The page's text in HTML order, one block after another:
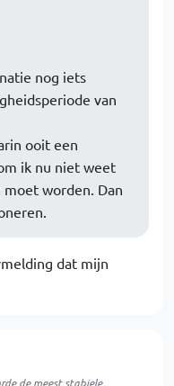
nog iets
van
ooit een
ik nu niet weet
worden. Dan
dat mijn
de meest stabiele